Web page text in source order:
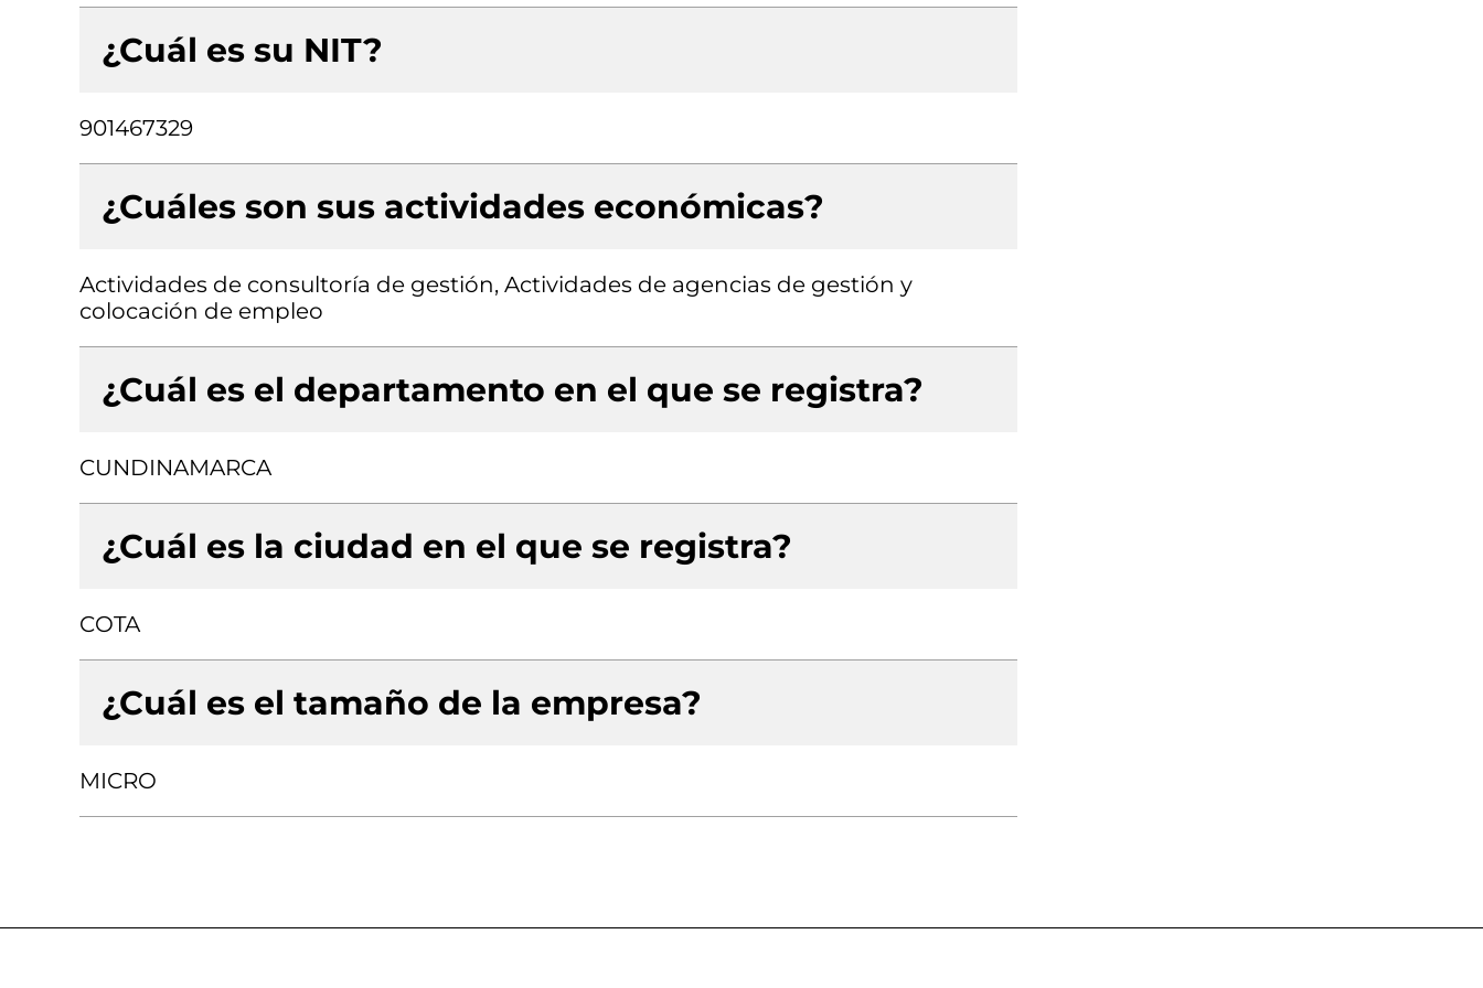
¿Cuál es su NIT?
901467329
¿Cuáles son sus actividades económicas?
Actividades de consultoría de gestión, Actividades de agencias de gestión y
colocación de empleo
¿Cuál es el departamento en el que se registra?
CUNDINAMARCA
¿Cuál es la ciudad en el que se registra?
COTA
¿Cuál es el tamaño de la empresa?
MICRO